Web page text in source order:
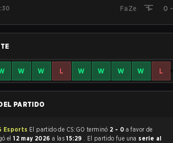
FaZe 0 -
W W L W W W W L
PARTIDO
Esports El partido de CS:GO terminó 2 - 0 a favor de
el12 may 2026 a las15:29 . El partido fue una serie al